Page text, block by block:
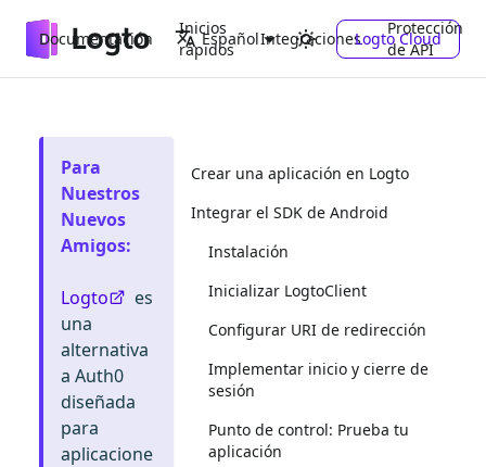
Documentación
Inicios
rápidos
Integraciones
Protección
de API
Español Logto Cloud
Para
Nuestros
Nuevos
Amigos:
Logto
es
una
alternativa
a Auth0
diseñada
para
aplicacione
Crear una aplicación en Logto
Integrar el SDK de Android
Instalación
Inicializar LogtoClient
Configurar URI de redirección
Implementar inicio y cierre de
sesión
Punto de control: Prueba tu
aplicación